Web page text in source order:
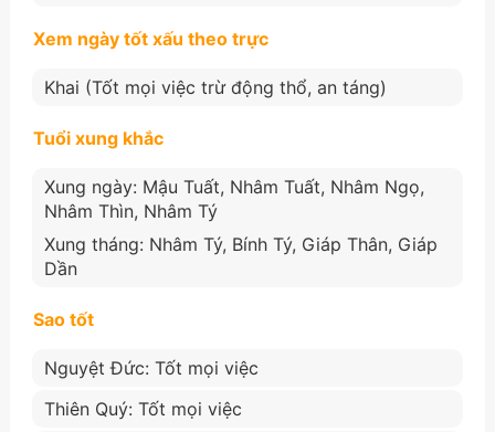
Xem ngày tốt xấu theo trực
Khai (Tốt mọi việc trừ động thổ, an táng)
Tuổi xung khắc
Xung ngày: Mậu Tuất, Nhâm Tuất, Nhâm Ngọ,
Nhâm Thìn, Nhâm Tý
Xung tháng: Nhâm Tý, Bính Tý, Giáp Thân, Giáp
Dần
Sao tốt
Nguyệt Đức: Tốt mọi việc
Thiên Quý: Tốt mọi việc